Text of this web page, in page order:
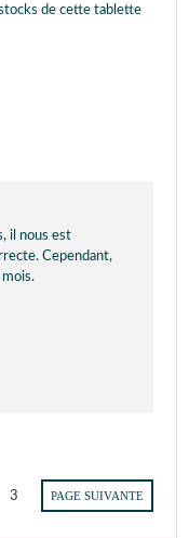
de cette tablette
il nous est
Cependant,
mois.
3 PAGE SUIVANTE